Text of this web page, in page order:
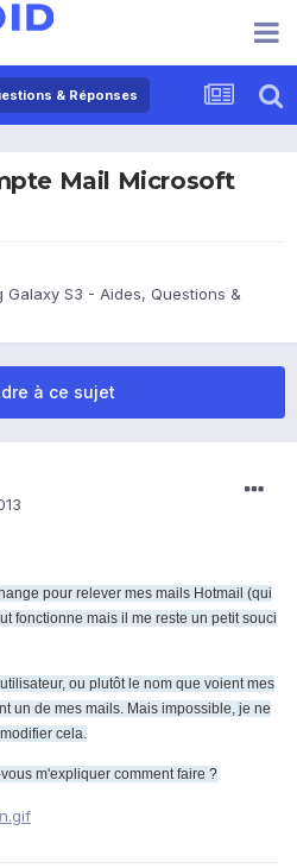
& Réponses
Mail Microsoft
Galaxy S3 - Aides, Questions &
à ce sujet
pour relever mes mails Hotmail (qui
fonctionne mais il me reste un petit souci
ou plutôt le nom que voient mes
un de mes mails. Mais impossible, je ne
cela.
m'expliquer comment faire ?